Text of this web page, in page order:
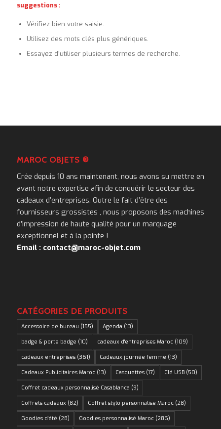
suggestions :
Vérifiez bien votre saisie.
Utilisez des mots clés plus génériques.
Essayez d’utiliser plusieurs termes de recherche.
MAROC OBJETS ®
Crée depuis 10 ans maintenant, nous avons su mettre en
avant notre expertise afin de conquérir le secteur des
cadeaux d’entreprises. Outre le fait d’être des
fournisseurs grossistes , nous proposons des machines
d’impression de haute qualité pour un marquage
exceptionnel et à la pointe !
Email : contact@maroc-objet.com
CATÉGORIES DE PRODUITS
Accessoire de bureau (155) Agenda (13)
badge & porte badge (10) cadeaux d'entreprises Maroc(109)
cadeaux entreprises(361) Cadeaux journée femme (13)
Cadeaux Publicitaires Maroc(13) Casquettes(17) Clé USB(50)
Coffret cadeaux personnalisé Casablanca (9)
Coffrets cadeaux (82) Coffret stylo personnalise Maroc(28)
Goodies d'été (28) Goodies personnalisé Maroc(286)